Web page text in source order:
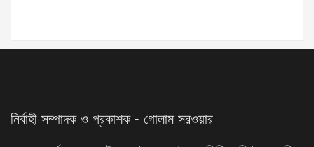
নির্বাহী সম্পাদক ও প্রকাশক - গোলাম সরওয়ার